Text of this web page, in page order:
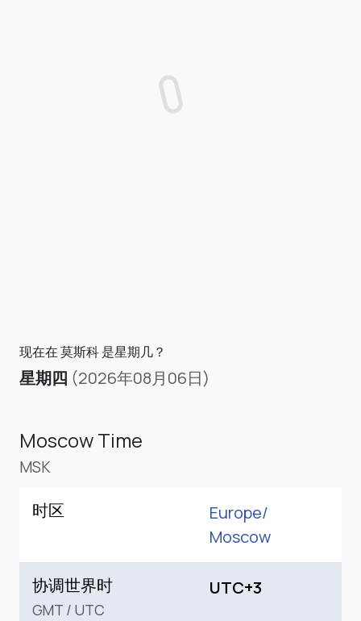
现在在 莫斯科 是星期几？
星期四 (2026年08月06日)
Moscow Time
MSK
时区
Europe/
Moscow
协调世界时
GMT / UTC
UTC+3